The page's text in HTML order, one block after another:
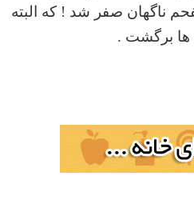
ناگهان صفر شد ! که البته
ها برگشت .